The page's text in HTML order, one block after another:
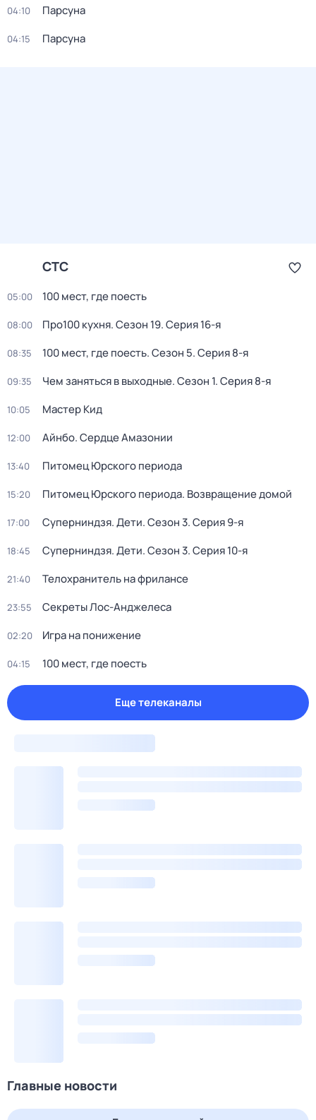
04:10 Парсуна
04:15 Парсуна
СТС
05:00 100 мест, где поесть
08:00 Про100 кухня. Сезон 19. Серия 16-я
08:35 100 мест, где поесть. Сезон 5. Серия 8-я
09:35 Чем заняться в выходные. Сезон 1. Серия 8-я
10:05 Мастер Кид
12:00 Айнбо. Сердце Амазонии
13:40 Питомец Юрского периода
15:20 Питомец Юрского периода. Возвращение домой
17:00 Суперниндзя. Дети. Сезон 3. Серия 9-я
18:45 Суперниндзя. Дети. Сезон 3. Серия 10-я
21:40 Телохранитель на фрилансе
23:55 Секреты Лос-Анджелеса
02:20 Игра на понижение
04:15 100 мест, где поесть
Еще телеканалы
Главные новости